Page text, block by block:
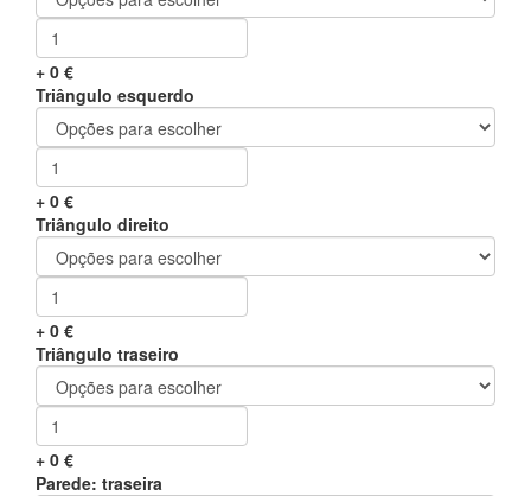
+ 0 €
Triângulo esquerdo
+ 0 €
Triângulo direito
+ 0 €
Triângulo traseiro
+ 0 €
Parede: traseira